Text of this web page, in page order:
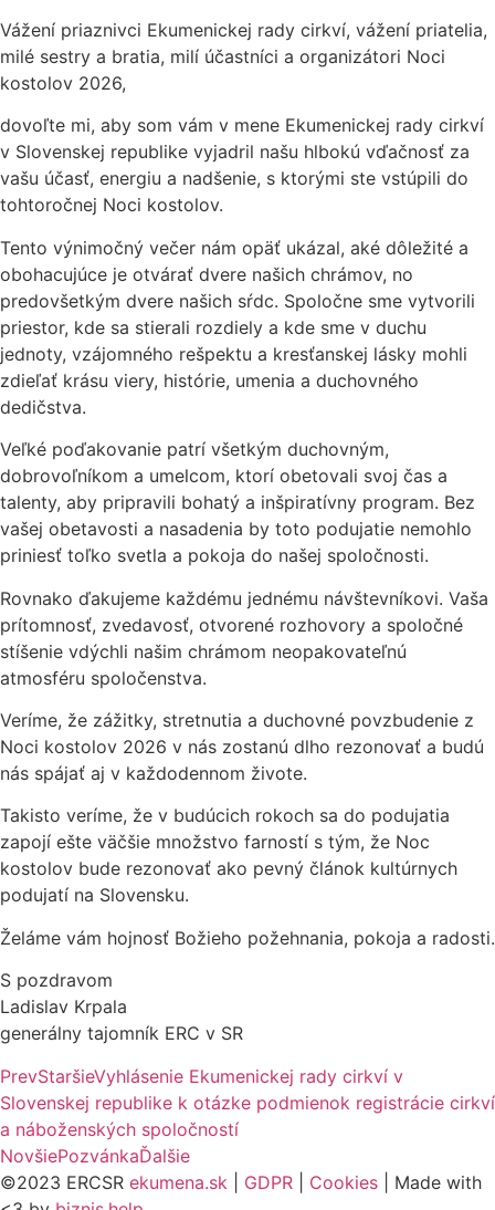
Vážení priaznivci Ekumenickej rady cirkví, vážení priatelia,
milé sestry a bratia, milí účastníci a organizátori Noci
kostolov 2026,
dovoľte mi, aby som vám v mene Ekumenickej rady cirkví
v Slovenskej republike vyjadril našu hlbokú vďačnosť za
vašu účasť, energiu a nadšenie, s ktorými ste vstúpili do
tohtoročnej Noci kostolov.
Tento výnimočný večer nám opäť ukázal, aké dôležité a
obohacujúce je otvárať dvere našich chrámov, no
predovšetkým dvere našich sŕdc. Spoločne sme vytvorili
priestor, kde sa stierali rozdiely a kde sme v duchu
jednoty, vzájomného rešpektu a kresťanskej lásky mohli
zdieľať krásu viery, histórie, umenia a duchovného
dedičstva.
Veľké poďakovanie patrí všetkým duchovným,
dobrovoľníkom a umelcom, ktorí obetovali svoj čas a
talenty, aby pripravili bohatý a inšpiratívny program. Bez
vašej obetavosti a nasadenia by toto podujatie nemohlo
priniesť toľko svetla a pokoja do našej spoločnosti.
Rovnako ďakujeme každému jednému návštevníkovi. Vaša
prítomnosť, zvedavosť, otvorené rozhovory a spoločné
stíšenie vdýchli našim chrámom neopakovateľnú
atmosféru spoločenstva.
Veríme, že zážitky, stretnutia a duchovné povzbudenie z
Noci kostolov 2026 v nás zostanú dlho rezonovať a budú
nás spájať aj v každodennom živote.
Takisto veríme, že v budúcich rokoch sa do podujatia
zapojí ešte väčšie množstvo farností s tým, že Noc
kostolov bude rezonovať ako pevný článok kultúrnych
podujatí na Slovensku.
Želáme vám hojnosť Božieho požehnania, pokoja a radosti.
S pozdravom
Ladislav Krpala
generálny tajomník ERC v SR
PrevStaršieVyhlásenie Ekumenickej rady cirkví v
Slovenskej republike k otázke podmienok registrácie cirkví
a náboženských spoločností
NovšiePozvánkaĎalšie
©2023 ERCSR ekumena.sk GDPR Cookies | Made with